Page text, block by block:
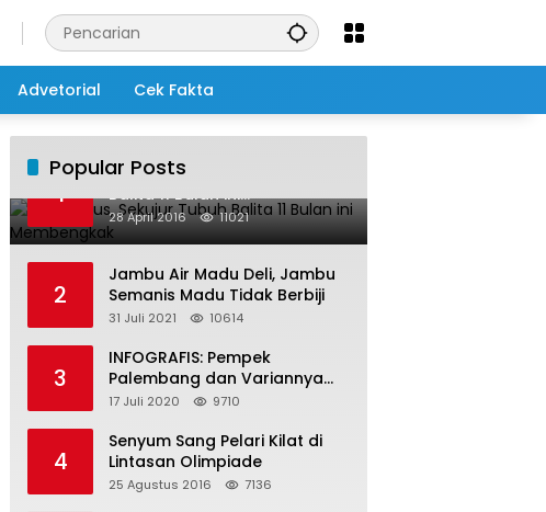
Advetorial Cek Fakta
Popular Posts
1
Salah Infus, Sekujur Tubuh
Balita 11 Bulan ini
Membengkak
28 April 2016 11021
2
Jambu Air Madu Deli, Jambu
Semanis Madu Tidak Berbiji
31 Juli 2021 10614
3
INFOGRAFIS: Pempek
Palembang dan Variannya
yang Melegenda
17 Juli 2020 9710
4
Senyum Sang Pelari Kilat di
Lintasan Olimpiade
25 Agustus 2016 7136